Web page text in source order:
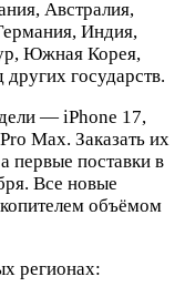
Австралия,
Индия,
Южная Корея,
государств.
— iPhone 17,
Max. Заказать их
первые поставки в
Все новые
объёмом
регионах: